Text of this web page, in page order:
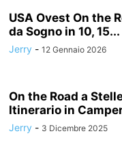
USA Ovest On the
da Sogno in 10, 15...
Jerry - 12 Gennaio 2026
On the Road a
Itinerario in
Jerry - 3 Dicembre 2025